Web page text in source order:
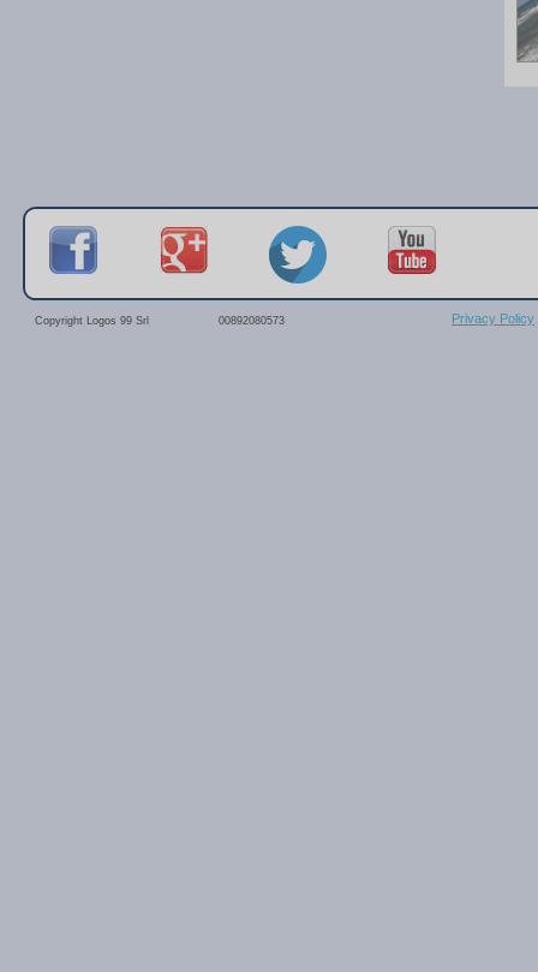
Copyright Logos 99 Srl 00892080573 Privacy Policy